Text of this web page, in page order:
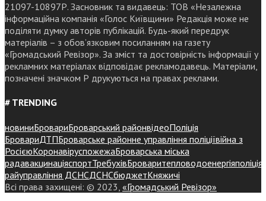
21097-10897Р. Засновник та видавець: ТОВ «Незалежна
інформаційна компанія «Голос Київщини» Редакція може не
поділяти думку авторів публікацій. Будь-який передрук
матеріалів – з обов’язковим посиланням на газету
«Громадський Ревізор». За зміст та достовірність інформації у
рекламних матеріалах відповідає рекламодавець. Матеріали,
позначені значком Р друкуються на правах реклами.
# TRENDING
новиниБровариБроварський районвідеоПоліція
БровариДТПБроварське районне управління поліціївійна з
РосієюКоронавіруспожежаБроварська міська
радавакцинаціяспортТребухівБроваритепловодоенергіяполіція
райуправління ДСНСДСНСбюджетКняжичі
Всі права захищені: © 2023, «Громадський Ревізор»